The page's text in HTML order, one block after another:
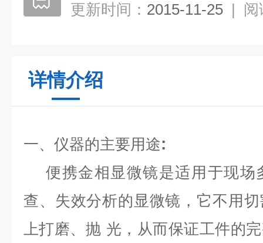
更新时间： 2015-11-25 | 阅
详情介绍
一、仪器的主要用途:
便携金相显微镜是适用于现场
查、失效分析的显微镜，它不用
上打磨、抛 光，从而保证工件的